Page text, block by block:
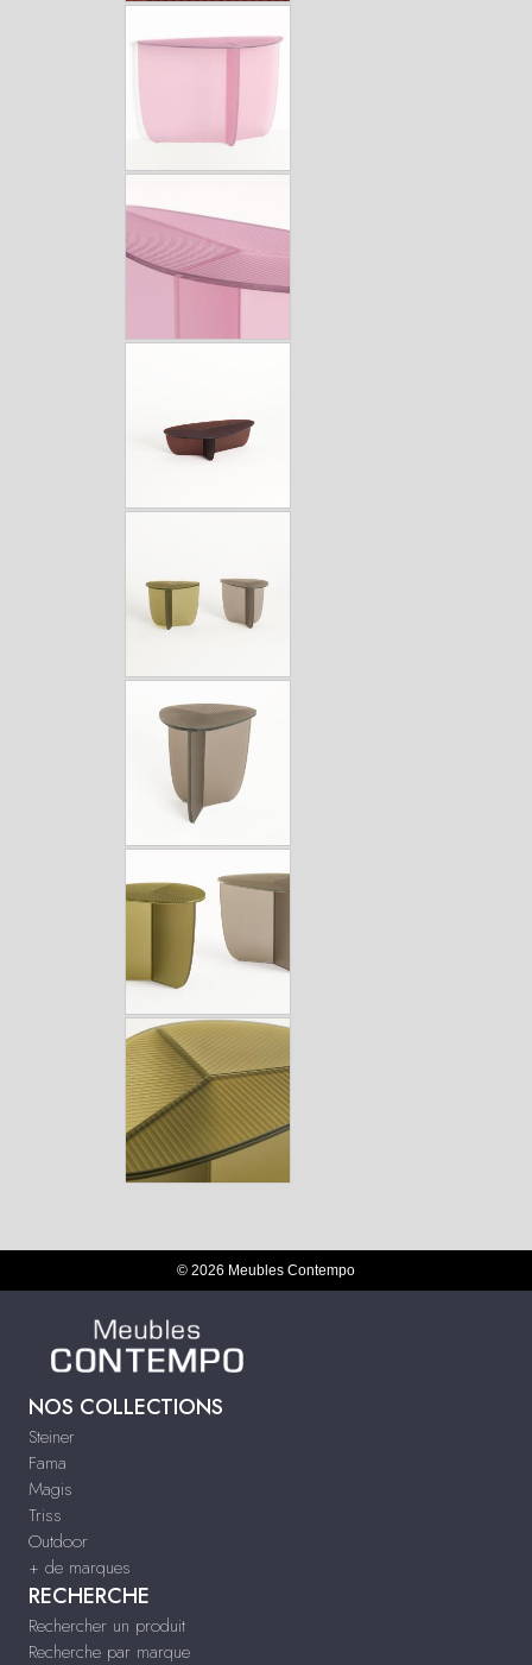
© 2026 Meubles Contempo
NOS COLLECTIONS
Steiner
Fama
Magis
Triss
Outdoor
+ de marques
RECHERCHE
Rechercher un produit
Recherche par marque